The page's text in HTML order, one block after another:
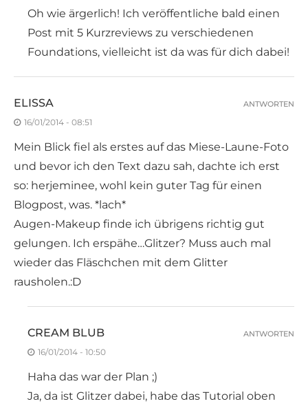
Oh wie ärgerlich! Ich veröffentliche bald einen
Post mit 5 Kurzreviews zu verschiedenen
Foundations, vielleicht ist da was für dich dabei!
ELISSA
16/01/2014 - 08:51
Mein Blick fiel als erstes auf das Miese-Laune-Foto
und bevor ich den Text dazu sah, dachte ich erst
so: herjeminee, wohl kein guter Tag für einen
Blogpost, was. *lach*
Augen-Makeup finde ich übrigens richtig gut
gelungen. Ich erspähe…Glitzer? Muss auch mal
wieder das Fläschchen mit dem Glitter
rausholen.:D
ANTWORTEN
CREAM BLUB
16/01/2014 - 10:50
Haha das war der Plan ;)
Ja, da ist Glitzer dabei, habe das Tutorial oben
ANTWORTEN